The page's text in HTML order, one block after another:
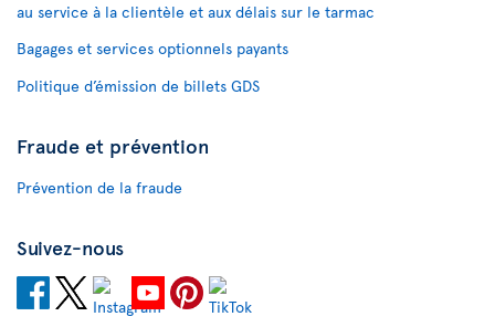
au service à la clientèle et aux délais sur le tarmac
Bagages et services optionnels payants
Politique d’émission de billets GDS
Fraude et prévention
Prévention de la fraude
Suivez-nous